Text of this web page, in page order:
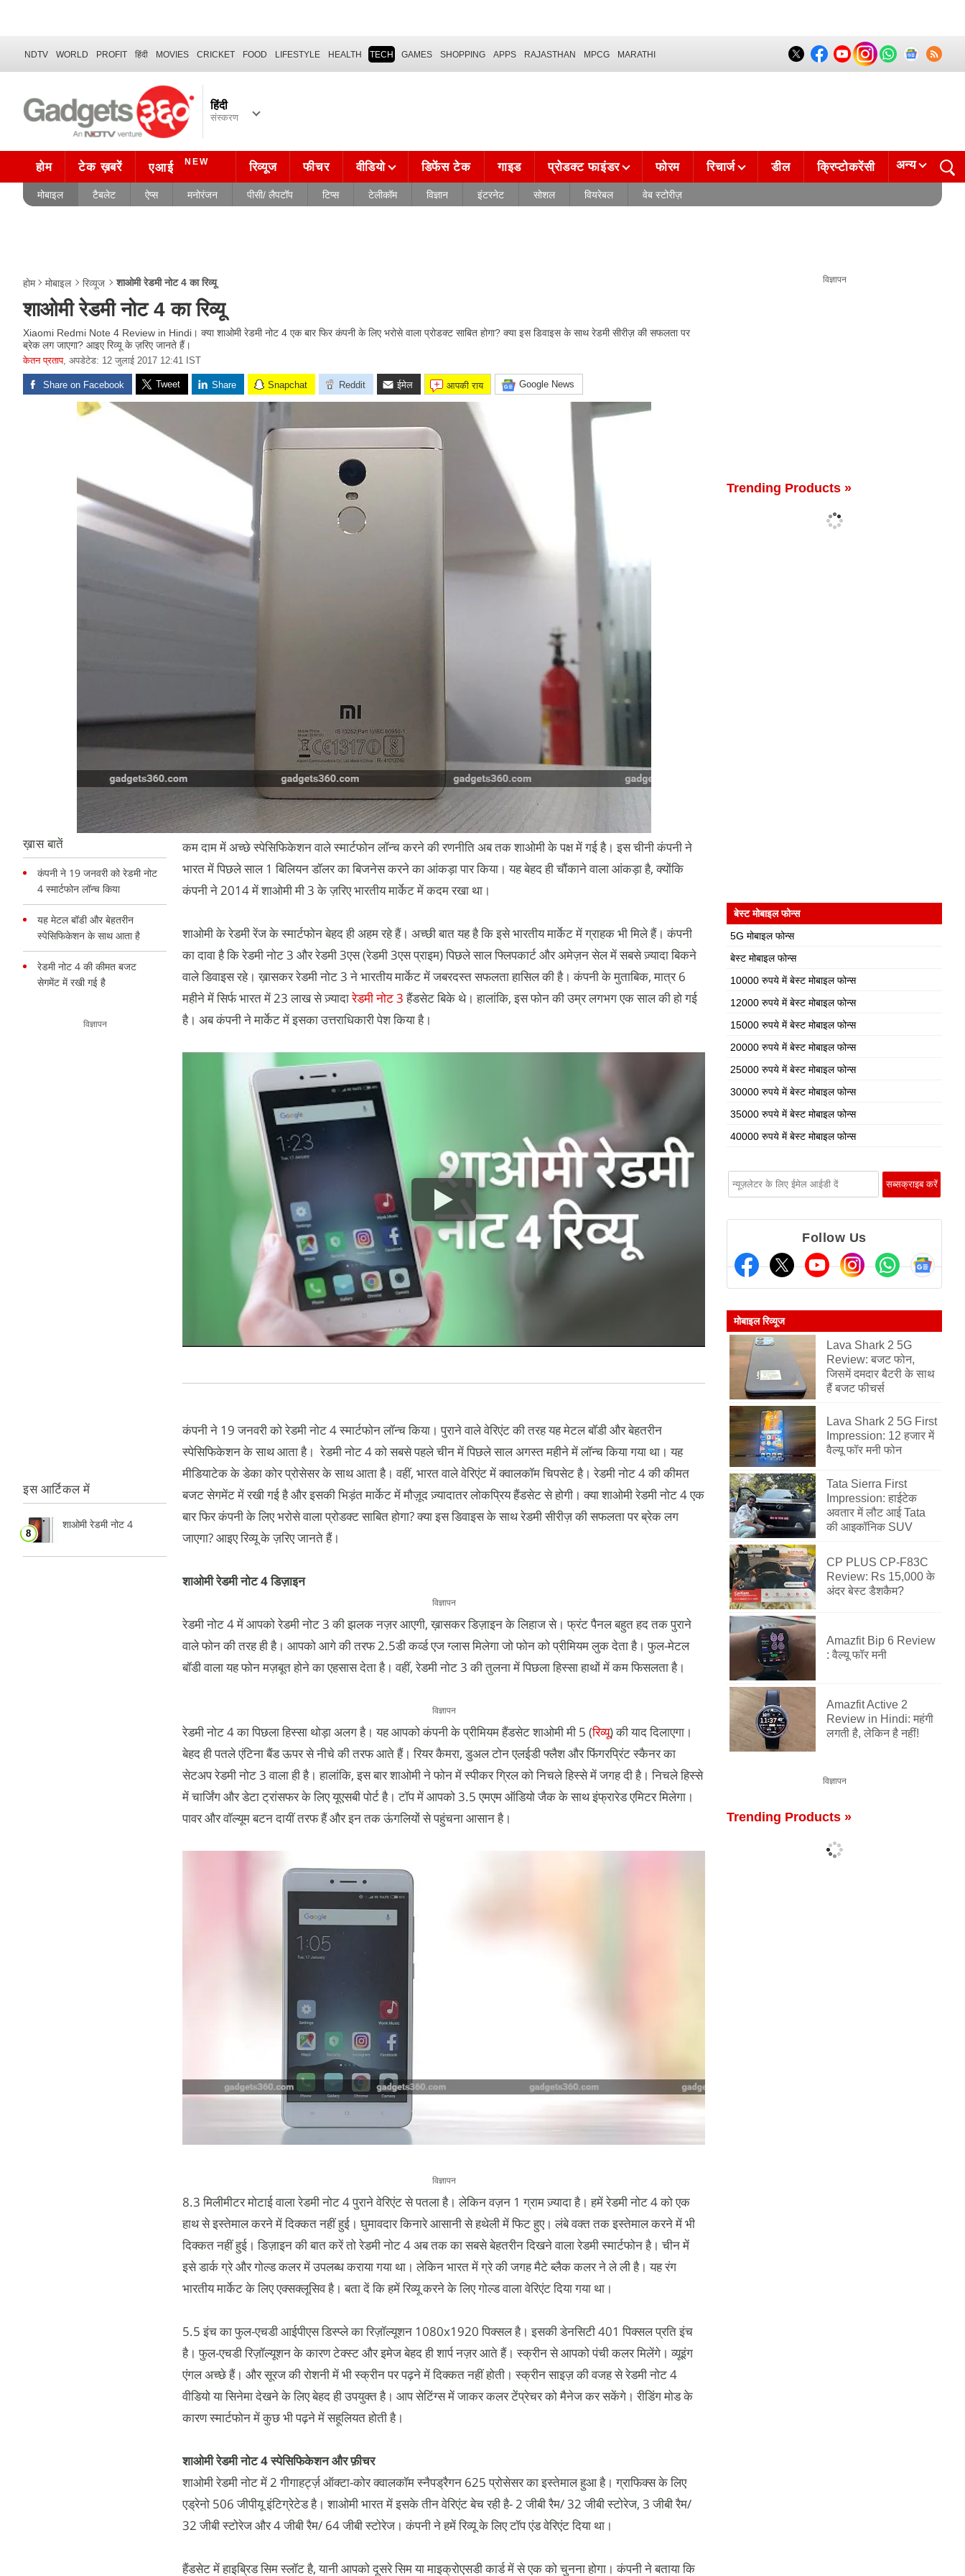
NDTV WORLD PROFIT हिंदी MOVIES CRICKET FOOD LIFESTYLE HEALTH TECH GAMES SHOPPING APPS RAJASTHAN MPCG MARATHI
हिंदी
संस्करण
होम टेक ख़बरें एआई NEW रिव्यूज फीचर वीडियो डिफेंस टेक गाइड प्रोडक्ट फाइंडर फोरम रिचार्ज डील क्रिप्टोकरेंसी अन्य
मोबाइल टैबलेट ऐप्स मनोरंजन पीसी/ लैपटॉप टिप्स टेलीकॉम विज्ञान इंटरनेट सोशल वियरेबल वेब स्टोरीज़
होम मोबाइल रिव्यूज शाओमी रेडमी नोट 4 का रिव्यू
शाओमी रेडमी नोट 4 का रिव्यू
Xiaomi Redmi Note 4 Review in Hindi। क्या शाओमी रेडमी नोट 4 एक बार फिर कंपनी के लिए भरोसे वाला प्रोडक्ट साबित होगा? क्या इस डिवाइस के साथ रेडमी सीरीज़ की सफलता पर
ब्रेक लग जाएगा? आइए रिव्यू के ज़रिए जानते हैं।
केतन प्रताप, अपडेटेड: 12 जुलाई 2017 12:41 IST
Share on Facebook Tweet Share Snapchat Reddit ईमेल आपकी राय Google News
ख़ास बातें
कंपनी ने 19 जनवरी को रेडमी नोट
4 स्मार्टफोन लॉन्च किया
यह मेटल बॉडी और बेहतरीन
स्पेसिफिकेशन के साथ आता है
रेडमी नोट 4 की कीमत बजट
सेगमेंट में रखी गई है
विज्ञापन
इस आर्टिकल में
शाओमी रेडमी नोट 4
कम दाम में अच्छे स्पेसिफिकेशन वाले स्मार्टफोन लॉन्च करने की रणनीति अब तक शाओमी के पक्ष में गई है। इस चीनी कंपनी ने
भारत में पिछले साल 1 बिलियन डॉलर का बिजनेस करने का आंकड़ा पार किया। यह बेहद ही चौंकाने वाला आंकड़ा है, क्योंकि
कंपनी ने 2014 में शाओमी मी 3 के ज़रिए भारतीय मार्केट में कदम रखा था।
शाओमी के रेडमी रेंज के स्मार्टफोन बेहद ही अहम रहे हैं। अच्छी बात यह है कि इसे भारतीय मार्केट में ग्राहक भी मिले हैं। कंपनी
का दावा है कि रेडमी नोट 3 और रेडमी 3एस (रेडमी 3एस प्राइम) पिछले साल फ्लिपकार्ट और अमेज़न सेल में सबसे ज़्यादा बिकने
वाले डिवाइस रहे। ख़ासकर रेडमी नोट 3 ने भारतीय मार्केट में जबरदस्त सफलता हासिल की है। कंपनी के मुताबिक, मात्र 6
महीने में सिर्फ भारत में 23 लाख से ज़्यादारेडमी नोट 3हैंडसेट बिके थे। हालांकि, इस फोन की उम्र लगभग एक साल की हो गई
है। अब कंपनी ने मार्केट में इसका उत्तराधिकारी पेश किया है।
कंपनी ने 19 जनवरी को रेडमी नोट 4 स्मार्टफोन लॉन्च किया। पुराने वाले वेरिएंट की तरह यह मेटल बॉडी और बेहतरीन
स्पेसिफिकेशन के साथ आता है। रेडमी नोट 4 को सबसे पहले चीन में पिछले साल अगस्त महीने में लॉन्च किया गया था। यह
मीडियाटेक के डेका कोर प्रोसेसर के साथ आता है। वहीं, भारत वाले वेरिएंट में क्वालकॉम चिपसेट है। रेडमी नोट 4 की कीमत
बजट सेगमेंट में रखी गई है और इसकी भिड़ंत मार्केट में मौज़ूद ज़्यादातर लोकप्रिय हैंडसेट से होगी। क्या शाओमी रेडमी नोट 4 एक
बार फिर कंपनी के लिए भरोसे वाला प्रोडक्ट साबित होगा? क्या इस डिवाइस के साथ रेडमी सीरीज़ की सफलता पर ब्रेक लग
जाएगा? आइए रिव्यू के ज़रिए जानते हैं।
शाओमी रेडमी नोट 4 डिज़ाइन
विज्ञापन
रेडमी नोट 4 में आपको रेडमी नोट 3 की झलक नज़र आएगी, ख़ासकर डिज़ाइन के लिहाज से। फ्रंट पैनल बहुत हद तक पुराने
वाले फोन की तरह ही है। आपको आगे की तरफ 2.5डी कर्व्ड एज ग्लास मिलेगा जो फोन को प्रीमियम लुक देता है। फुल-मेटल
बॉडी वाला यह फोन मज़बूत होने का एहसास देता है। वहीं, रेडमी नोट 3 की तुलना में पिछला हिस्सा हाथों में कम फिसलता है।
विज्ञापन
रेडमी नोट 4 का पिछला हिस्सा थोड़ा अलग है। यह आपको कंपनी के प्रीमियम हैंडसेट शाओमी मी 5 (रिव्यू) की याद दिलाएगा।
बेहद ही पतले एंटिना बैंड ऊपर से नीचे की तरफ आते हैं। रियर कैमरा, डुअल टोन एलईडी फ्लैश और फिंगरप्रिंट स्कैनर का
सेटअप रेडमी नोट 3 वाला ही है। हालांकि, इस बार शाओमी ने फोन में स्पीकर ग्रिल को निचले हिस्से में जगह दी है। निचले हिस्से
में चार्जिंग और डेटा ट्रांसफर के लिए यूएसबी पोर्ट है। टॉप में आपको 3.5 एमएम ऑडियो जैक के साथ इंफ्रारेड एमिटर मिलेगा।
पावर और वॉल्यूम बटन दायीं तरफ हैं और इन तक ऊंगलियों से पहुंचना आसान है।
विज्ञापन
8.3 मिलीमीटर मोटाई वाला रेडमी नोट 4 पुराने वेरिएंट से पतला है। लेकिन वज़न 1 ग्राम ज़्यादा है। हमें रेडमी नोट 4 को एक
हाथ से इस्तेमाल करने में दिक्कत नहीं हुई। घुमावदार किनारे आसानी से हथेली में फिट हुए। लंबे वक्त तक इस्तेमाल करने में भी
दिक्कत नहीं हुई। डिज़ाइन की बात करें तो रेडमी नोट 4 अब तक का सबसे बेहतरीन दिखने वाला रेडमी स्मार्टफोन है। चीन में
इसे डार्क ग्रे और गोल्ड कलर में उपलब्ध कराया गया था। लेकिन भारत में ग्रे की जगह मैटे ब्लैक कलर ने ले ली है। यह रंग
भारतीय मार्केट के लिए एक्सक्लूसिव है। बता दें कि हमें रिव्यू करने के लिए गोल्ड वाला वेरिएंट दिया गया था।
5.5 इंच का फुल-एचडी आईपीएस डिस्प्ले का रिज़ॉल्यूशन 1080x1920 पिक्सल है। इसकी डेनसिटी 401 पिक्सल प्रति इंच
है। फुल-एचडी रिज़ॉल्यूशन के कारण टेक्स्ट और इमेज बेहद ही शार्प नज़र आते हैं। स्क्रीन से आपको पंची कलर मिलेंगे। व्यूइंग
एंगल अच्छे हैं। और सूरज की रोशनी में भी स्क्रीन पर पढ़ने में दिक्कत नहीं होती। स्क्रीन साइज़ की वजह से रेडमी नोट 4
वीडियो या सिनेमा देखने के लिए बेहद ही उपयुक्त है। आप सेटिंग्स में जाकर कलर टेंप्रेचर को मैनेज कर सकेंगे। रीडिंग मोड के
कारण स्मार्टफोन में कुछ भी पढ़ने में सहूलियत होती है।
शाओमी रेडमी नोट 4 स्पेसिफिकेशन और फ़ीचर
शाओमी रेडमी नोट में 2 गीगाहर्ट्ज़ ऑक्टा-कोर क्वालकॉम स्नैपड्रैगन 625 प्रोसेसर का इस्तेमाल हुआ है। ग्राफिक्स के लिए
एड्रेनो 506 जीपीयू इंटिग्रेटेड है। शाओमी भारत में इसके तीन वेरिएंट बेच रही है- 2 जीबी रैम/ 32 जीबी स्टोरेज, 3 जीबी रैम/
32 जीबी स्टोरेज और 4 जीबी रैम/ 64 जीबी स्टोरेज। कंपनी ने हमें रिव्यू के लिए टॉप एंड वेरिएंट दिया था।
हैंडसेट में हाइब्रिड सिम स्लॉट है, यानी आपको दूसरे सिम या माइक्रोएसडी कार्ड में से एक को चुनना होगा। कंपनी ने बताया कि
विज्ञापन
Trending Products »
बेस्ट मोबाइल फोन्स
5G मोबाइल फोन्स
बेस्ट मोबाइल फोन्स
10000 रुपये में बेस्ट मोबाइल फोन्स
12000 रुपये में बेस्ट मोबाइल फोन्स
15000 रुपये में बेस्ट मोबाइल फोन्स
20000 रुपये में बेस्ट मोबाइल फोन्स
25000 रुपये में बेस्ट मोबाइल फोन्स
30000 रुपये में बेस्ट मोबाइल फोन्स
35000 रुपये में बेस्ट मोबाइल फोन्स
40000 रुपये में बेस्ट मोबाइल फोन्स
Follow Us
मोबाइल रिव्यूज
Lava Shark 2 5G
Review: बजट फोन,
जिसमें दमदार बैटरी के साथ
हैं बजट फीचर्स
Lava Shark 2 5G First
Impression: 12 हजार में
वैल्यू फॉर मनी फोन
Tata Sierra First
Impression: हाईटेक
अवतार में लौट आई Tata
की आइकॉनिक SUV
CP PLUS CP-F83C
Review: Rs 15,000 के
अंदर बेस्ट डैशकैम?
Amazfit Bip 6 Review
: वैल्यू फॉर मनी
Amazfit Active 2
Review in Hindi: महंगी
लगती है, लेकिन है नहीं!
विज्ञापन
Trending Products »